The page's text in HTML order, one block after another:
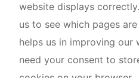
website displays
us to see which pages
helps us in improving our
need your consent to